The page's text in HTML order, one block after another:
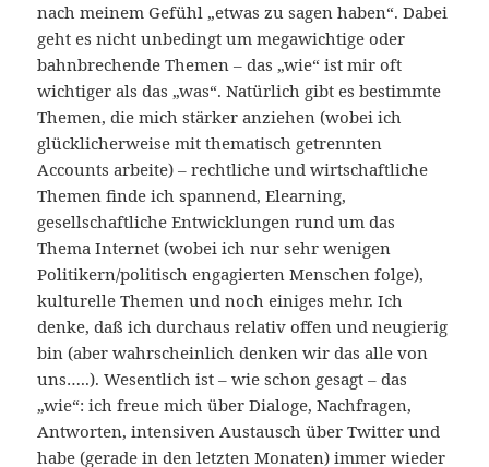
nach meinem Gefühl „etwas zu sagen haben“. Dabei
geht es nicht unbedingt um megawichtige oder
bahnbrechende Themen – das „wie“ ist mir oft
wichtiger als das „was“. Natürlich gibt es bestimmte
Themen, die mich stärker anziehen (wobei ich
glücklicherweise mit thematisch getrennten
Accounts arbeite) – rechtliche und wirtschaftliche
Themen finde ich spannend, Elearning,
gesellschaftliche Entwicklungen rund um das
Thema Internet (wobei ich nur sehr wenigen
Politikern/politisch engagierten Menschen folge),
kulturelle Themen und noch einiges mehr. Ich
denke, daß ich durchaus relativ offen und neugierig
bin (aber wahrscheinlich denken wir das alle von
uns…..). Wesentlich ist – wie schon gesagt – das
„wie“: ich freue mich über Dialoge, Nachfragen,
Antworten, intensiven Austausch über Twitter und
habe (gerade in den letzten Monaten) immer wieder